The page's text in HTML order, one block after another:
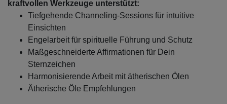
kraftvollen Werkzeuge unterstützt:
Tiefgehende Channeling-Sessions für intuitive
Einsichten
Engelarbeit für spirituelle Führung und Schutz
Maßgeschneiderte Affirmationen für Dein
Sternzeichen
Harmonisierende Arbeit mit ätherischen Ölen
Ätherische Öle Empfehlungen